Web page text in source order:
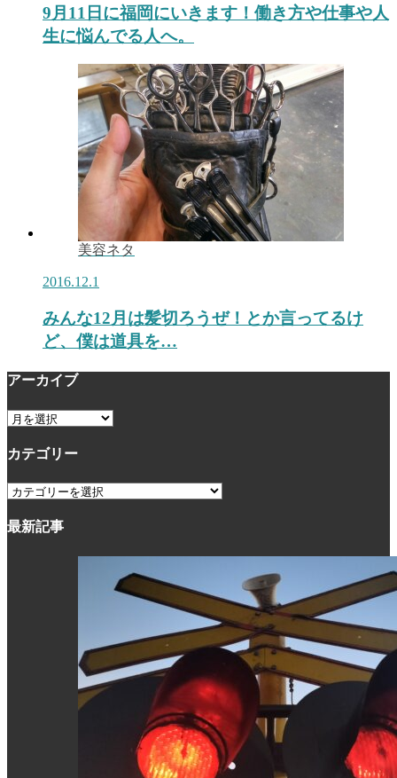
9月11日に福岡にいきます！働き方や仕事や人
生に悩んでる人へ。
美容ネタ
2016.12.1
みんな12月は髪切ろうぜ！とか言ってるけ
ど、僕は道具を…
アーカイブ
ア
カ
ブ
カテゴリー
カ
ゴ
最新記事